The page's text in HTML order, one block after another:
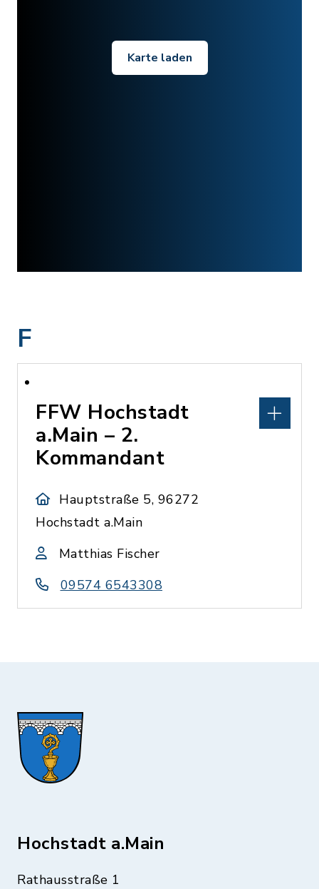
Karte laden
F
FFW Hochstadt
a.Main – 2.
Kommandant
Hauptstraße 5, 96272
Hochstadt a.Main
Matthias Fischer
09574 6543308
Hochstadt a.Main
Rathausstraße 1